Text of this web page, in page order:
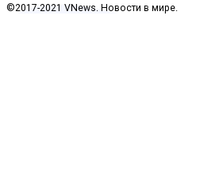
©2017-2021 VNews. Новости в мире.